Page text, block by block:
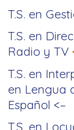
T.S. en
T.S. en
Radio y TV
T.S. en
en Lengua
Español <–
T.S. en